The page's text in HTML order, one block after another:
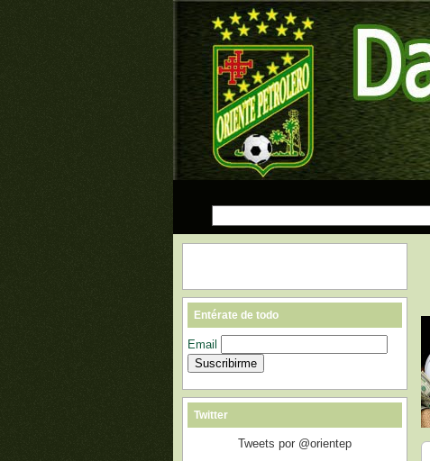
Entérate de todo
Email
Twitter
Tweets por @orientep